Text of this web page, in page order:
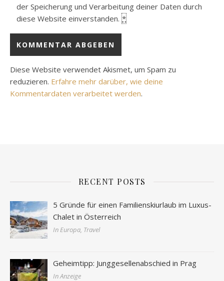
der Speicherung und Verarbeitung deiner Daten durch
diese Website einverstanden. *
Diese Website verwendet Akismet, um Spam zu
reduzieren. Erfahre mehr darüber, wie deine
Kommentardaten verarbeitet werden.
RECENT POSTS
5 Gründe für einen Familienskiurlaub im Luxus-
Chalet in Österreich
In Europa, Travel
Geheimtipp: Junggesellenabschied in Prag
In Anzeige